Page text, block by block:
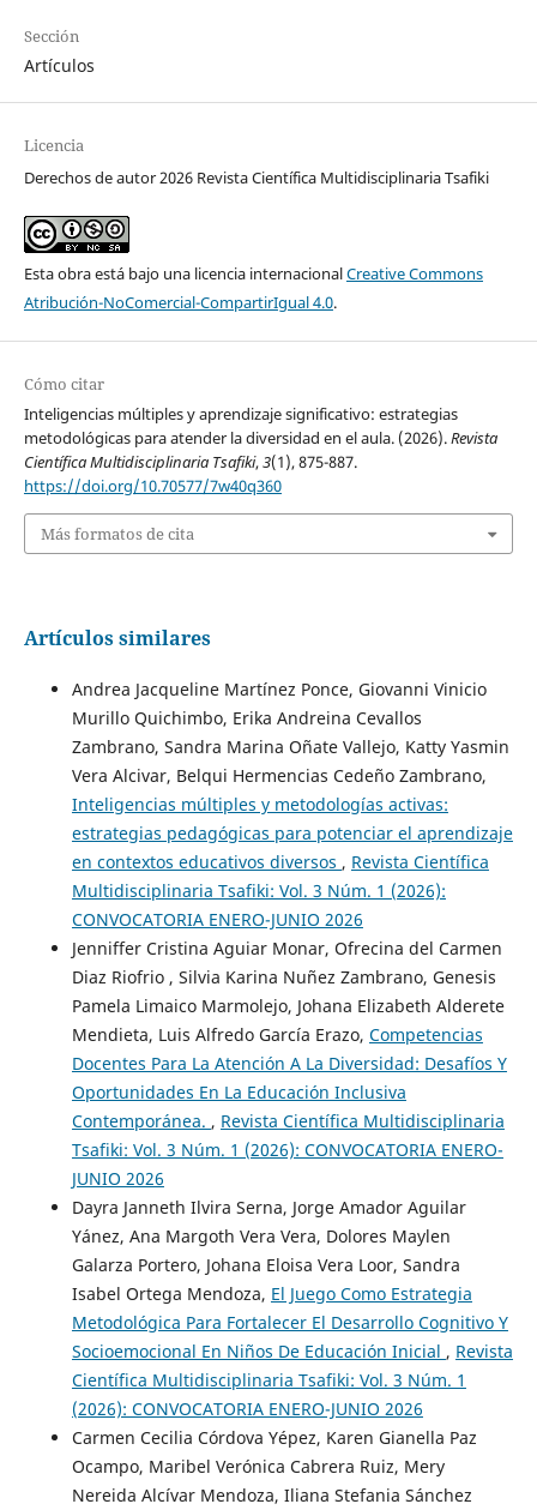
Sección
Artículos
Licencia
Derechos de autor 2026 Revista Científica Multidisciplinaria Tsafiki
Esta obra está bajo una licencia internacionalCreative Commons
Atribución-NoComercial-CompartirIgual 4.0.
Cómo citar
Inteligencias múltiples y aprendizaje significativo: estrategias
metodológicas para atender la diversidad en el aula. (2026).Revista
Científica Multidisciplinaria Tsafiki,3(1), 875-887.
https://doi.org/10.70577/7w40q360
Más formatos de cita
Artículos similares
Andrea Jacqueline Martínez Ponce, Giovanni Vinicio
Murillo Quichimbo, Erika Andreina Cevallos
Zambrano, Sandra Marina Oñate Vallejo, Katty Yasmin
Vera Alcivar, Belqui Hermencias Cedeño Zambrano,
Inteligencias múltiples y metodologías activas:
estrategias pedagógicas para potenciar el aprendizaje
en contextos educativos diversos , Revista Científica
Multidisciplinaria Tsafiki: Vol. 3 Núm. 1 (2026):
CONVOCATORIA ENERO-JUNIO 2026
Jenniffer Cristina Aguiar Monar, Ofrecina del Carmen
Diaz Riofrio , Silvia Karina Nuñez Zambrano, Genesis
Pamela Limaico Marmolejo, Johana Elizabeth Alderete
Mendieta, Luis Alfredo García Erazo, Competencias
Docentes Para La Atención A La Diversidad: Desafíos Y
Oportunidades En La Educación Inclusiva
Contemporánea. , Revista Científica Multidisciplinaria
Tsafiki: Vol. 3 Núm. 1 (2026): CONVOCATORIA ENERO-
JUNIO 2026
Dayra Janneth Ilvira Serna, Jorge Amador Aguilar
Yánez, Ana Margoth Vera Vera, Dolores Maylen
Galarza Portero, Johana Eloisa Vera Loor, Sandra
Isabel Ortega Mendoza, El Juego Como Estrategia
Metodológica Para Fortalecer El Desarrollo Cognitivo Y
Socioemocional En Niños De Educación Inicial , Revista
Científica Multidisciplinaria Tsafiki: Vol. 3 Núm. 1
(2026): CONVOCATORIA ENERO-JUNIO 2026
Carmen Cecilia Córdova Yépez, Karen Gianella Paz
Ocampo, Maribel Verónica Cabrera Ruiz, Mery
Nereida Alcívar Mendoza, Iliana Stefania Sánchez